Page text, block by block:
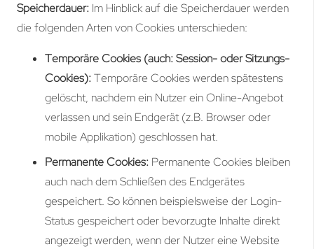
Speicherdauer: Im Hinblick auf die Speicherdauer werden
die folgenden Arten von Cookies unterschieden:
Temporäre Cookies (auch: Session- oder Sitzungs-
Cookies):Temporäre Cookies werden spätestens
gelöscht, nachdem ein Nutzer ein Online-Angebot
verlassen und sein Endgerät (z.B. Browser oder
mobile Applikation) geschlossen hat.
Permanente Cookies: Permanente Cookies bleiben
auch nach dem Schließen des Endgerätes
gespeichert. So können beispielsweise der Login-
Status gespeichert oder bevorzugte Inhalte direkt
angezeigt werden, wenn der Nutzer eine Website